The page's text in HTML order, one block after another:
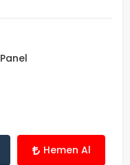
Hemen Al